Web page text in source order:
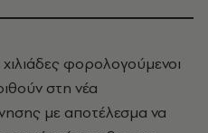
φορολογούμενοι
στη νέα
με αποτέλεσμα να